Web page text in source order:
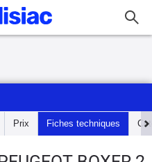
Prix Fiches techniques